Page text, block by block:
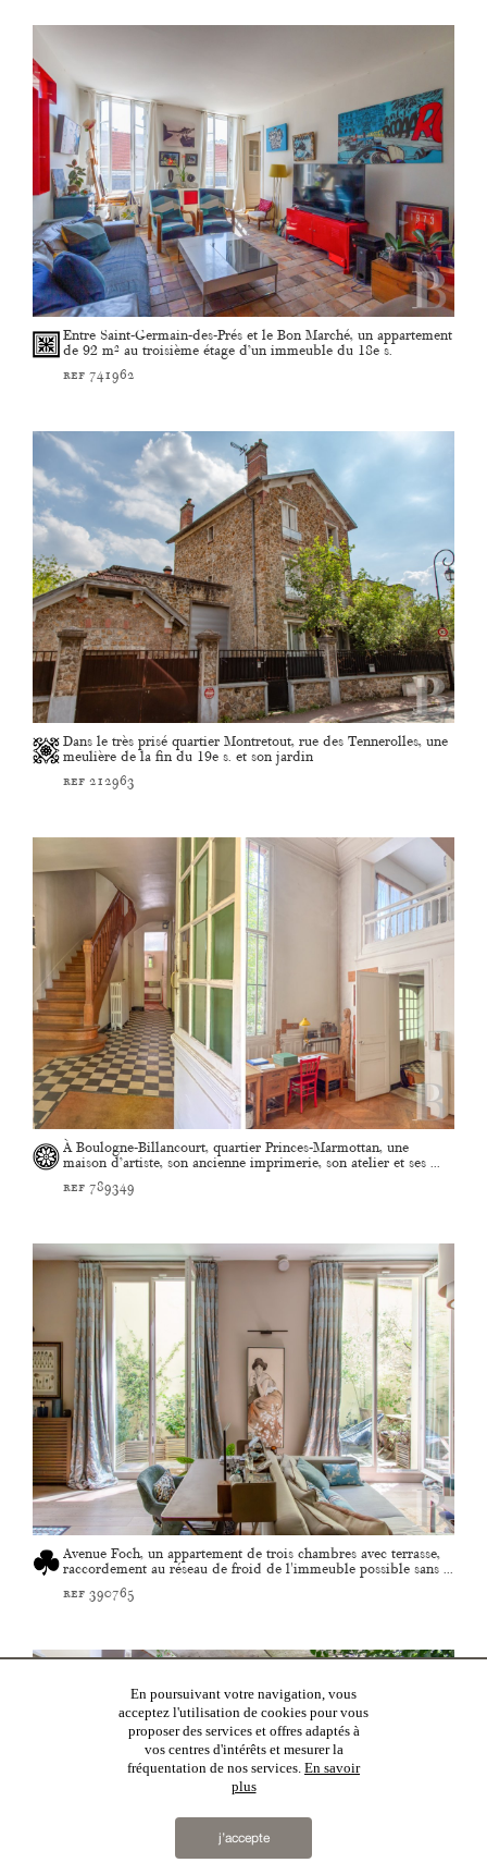
Entre Saint-Germain-des-Prés et le Bon Marché, un appartement
de 92 m² au troisième étage d’un immeuble du 18e s.
ref 741962
Dans le très prisé quartier Montretout, rue des Tennerolles, une
meulière de la fin du 19e s. et son jardin
ref 212963
À Boulogne-Billancourt, quartier Princes-Marmottan, une
maison d’artiste, son ancienne imprimerie, son atelier et ses ...
ref 789349
Avenue Foch, un appartement de trois chambres avec terrasse,
raccordement au réseau de froid de l'immeuble possible sans ...
ref 390765
En poursuivant votre navigation, vous
acceptez l'utilisation de cookies pour vous
proposer des services et offres adaptés à
vos centres d'intérêts et mesurer la
fréquentation de nos services. En savoir
plus
j’accepte